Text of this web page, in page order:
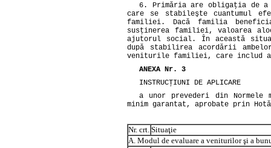
6. Primăria are obligaţia de
care se stabileşte cuantumul
familiei. Dacă familia
susţinerea familiei, valoarea
ajutorul social. În această
după stabilirea acordării
veniturile familiei, care includ
ANEXA Nr. 3
INSTRUCŢIUNI DE APLICARE
a unor prevederi din
minim garantat, aprobate prin
Nr. crt. Situaţie
A. Modul de evaluare a veniturilor şi a